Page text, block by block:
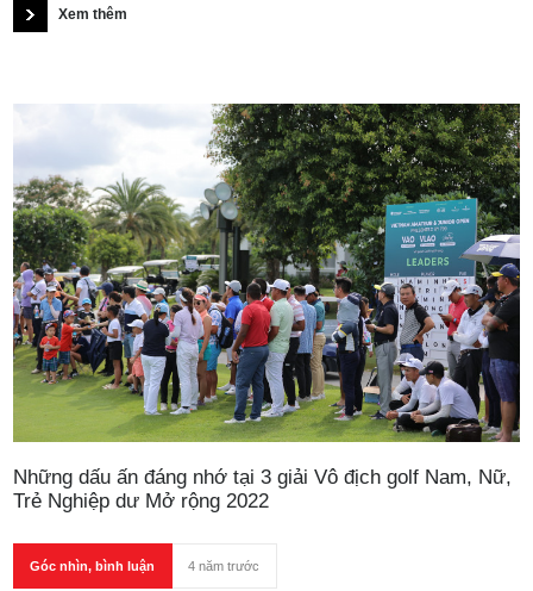
Xem thêm
Những dấu ấn đáng nhớ tại 3 giải Vô địch golf Nam, Nữ,
Trẻ Nghiệp dư Mở rộng 2022
Góc nhìn, bình luận 4 năm trước